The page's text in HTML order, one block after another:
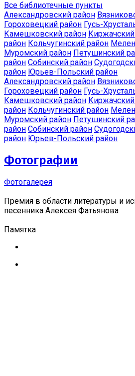
Все библиотечные пункты
Александровский район
Гороховецкий район Гусь-
Камешковский район
район Кольчугинский район
Муромский район Петушинский
район Собинский район
район Юрьев-Польский район
Александровский район
Гороховецкий район Гусь-
Камешковский район
район Кольчугинский район
Муромский район Петушинский
район Собинский район
район Юрьев-Польский район
Фотографии
Фотогалерея
Премия в области литературы и
песенника Алексея Фатьянова
Памятка